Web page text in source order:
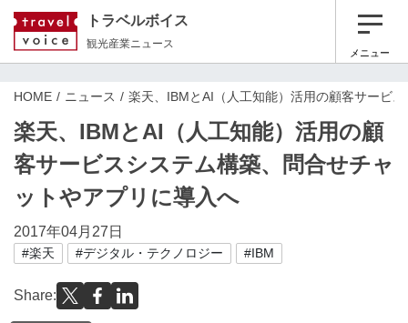
トラベルボイス
観光産業ニュース
メニュー
HOME ニュース 楽天、IBMとAI（人工知能）活用の顧客サービ
楽天、IBMとAI（人工知能）活用の顧
客サービスシステム構築、問合せチャ
ットやアプリに導入へ
2017年04月27日
#楽天 #デジタル・テクノロジー #IBM
Share: